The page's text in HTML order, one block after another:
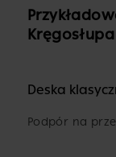
Deska
Podpór na